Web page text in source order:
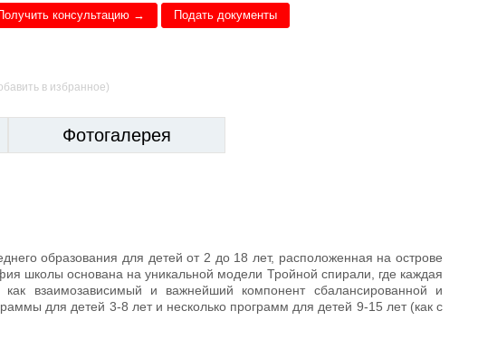
консультацию → Подать документы
в избранное)
Фотогалерея
образования для детей от 2 до 18 лет, расположенная на острове
школы основана на уникальной модели Тройной спирали, где каждая
взаимозависимый и важнейший компонент сбалансированной и
для детей 3-8 лет и несколько программ для детей 9-15 лет (как с